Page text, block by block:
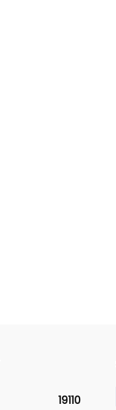
19110